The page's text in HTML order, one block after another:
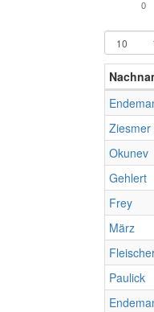
0
Ziesmer
Okunev
Gehlert
Frey
März
Paulick